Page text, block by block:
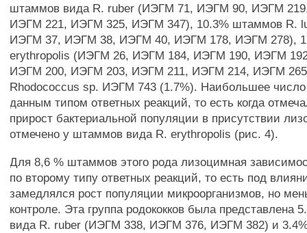
штаммов вида R. ruber (ИЭГМ 71, ИЭГМ 90, ИЭГМ
ИЭГМ 221, ИЭГМ 325, ИЭГМ 347), 10.3% штаммов R.
ИЭГМ 37, ИЭГМ 38, ИЭГМ 40, ИЭГМ 178, ИЭГМ 278),
erythropolis (ИЭГМ 26, ИЭГМ 184, ИЭГМ 190, ИЭГМ
ИЭГМ 200, ИЭГМ 203, ИЭГМ 211, ИЭГМ 214, ИЭГМ
Rhodococcus sp. ИЭГМ 743 (1.7%). Наибольшее
данным типом ответных реакций, то есть когда
прирост бактериальной популяции в присутствии
отмечено у штаммов вида R. erythropolis (рис. 4).
Для 8,6 % штаммов этого рода лизоцимная
по второму типу ответных реакций, то есть под
замедлялся рост популяции микроорганизмов, но
контроле. Эта группа родококков была представлена
вида R. ruber (ИЭГМ 338, ИЭГМ 376, ИЭГМ 382) и